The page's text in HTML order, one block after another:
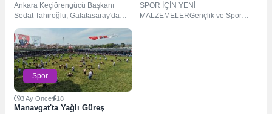
Ankara Keçiörengücü Başkanı
Sedat Tahiroğlu, Galatasaray'da
transfer sürecine dair konuştu....
SPOR İÇİN YENİ
MALZEMELERGençlik ve Spor
Spor
3 Ay Önce 18
Manavgat'ta Yağlı Güreş